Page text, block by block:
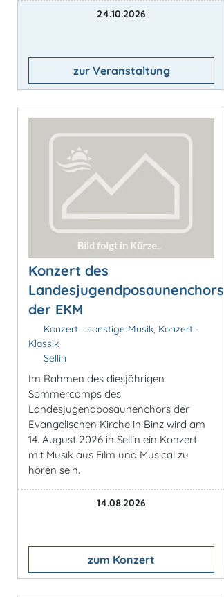
24.10.2026
zur Veranstaltung
Konzert des
Landesjugendposaunenchors
der EKM
Konzert - sonstige Musik, Konzert -
Klassik
Sellin
Im Rahmen des diesjährigen
Sommercamps des
Landesjugendposaunenchors der
Evangelischen Kirche in Binz wird am
14. August 2026 in Sellin ein Konzert
mit Musik aus Film und Musical zu
hören sein.
14.08.2026
zum Konzert